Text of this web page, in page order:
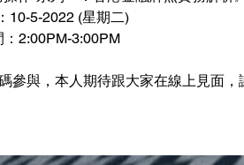
10-5-2022 (星期二)
：2:00PM-3:00PM
參與，本人期待跟大家在線上見面，